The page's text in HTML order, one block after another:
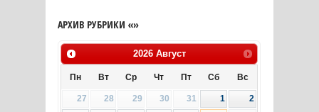
АРХИВ РУБРИКИ «»
2026 Август
Пн Вт Ср Чт Пт Сб Вс
27 28 29 30 31 1
2